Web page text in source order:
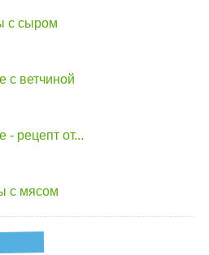
с сыром
с ветчиной
- рецепт от...
с мясом